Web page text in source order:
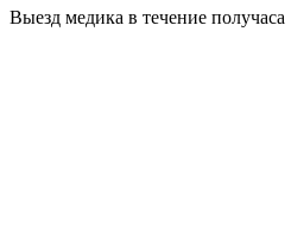
Выезд медика в течение получаса